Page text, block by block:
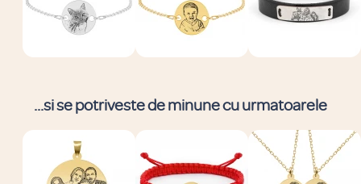
...si se potriveste de minune cu urmatoarele